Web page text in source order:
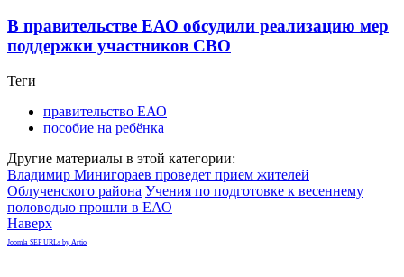
В правительстве ЕАО обсудили реализацию мер
поддержки участников СВО
Теги
правительство ЕАО
пособие на ребёнка
Другие материалы в этой категории:
Владимир Минигораев проведет прием жителей
Облученского района Учения по подготовке к весеннему
половодью прошли в ЕАО
Наверх
Joomla SEF URLs by Artio